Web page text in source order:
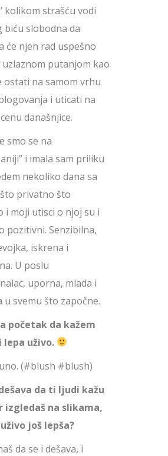
kolikom strašću vodi
biću slobodna da
će njen rad uspešno
putanjom kao
ostati na samom vrhu
i uticati na
današnjice.
smo se na
i imala sam priliku
nekoliko dana sa
privatno što
i moji utisci o njoj su i
pozitivni. Senzibilna,
iskrena i
U poslu
uporna, mlada i
u svemu što započne.
početak da kažem
lepa uživo.
(#blush #blush)
da ti ljudi kažu
izgledaš na slikama,
još lepša?
da se i dešava, i